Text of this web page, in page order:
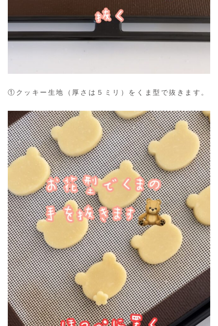
①クッキー生地（厚さは５ミリ）をくま型で抜きます。